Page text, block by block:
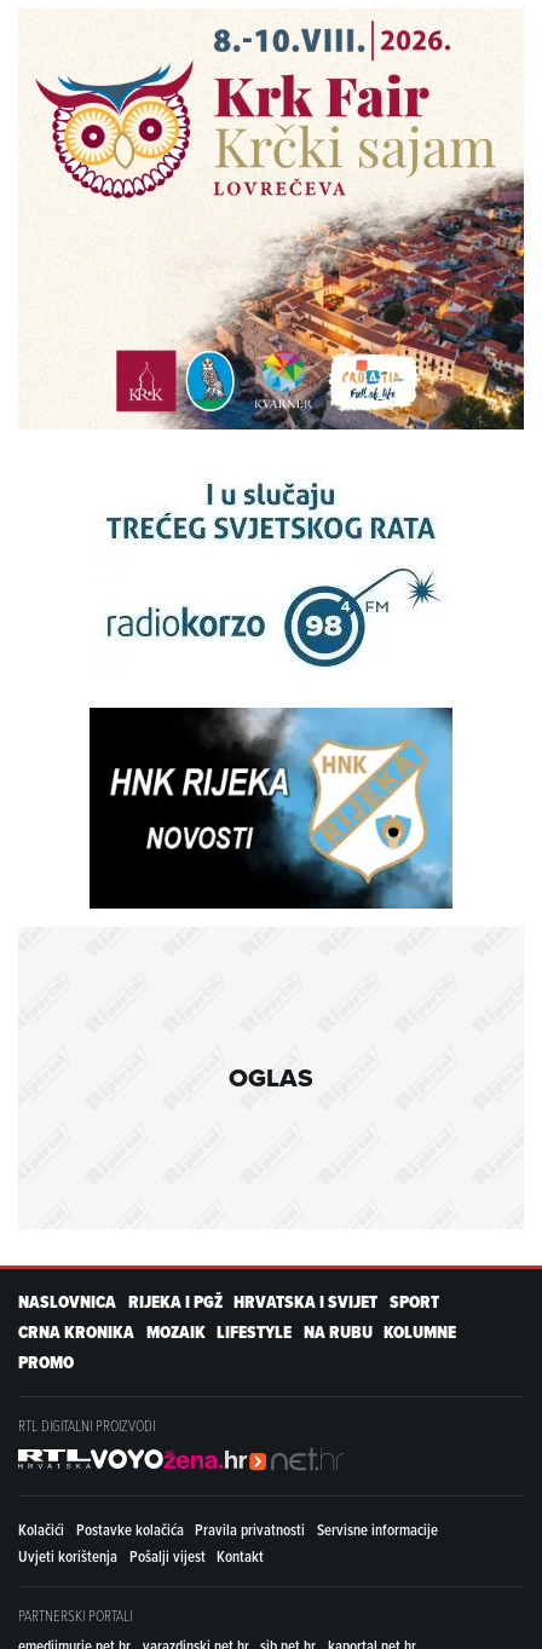
OGLAS
NASLOVNICA RIJEKA I PGŽ HRVATSKA I SVIJET SPORT
CRNA KRONIKA MOZAIK LIFESTYLE NA RUBU KOLUMNE
PROMO
RTL DIGITALNI PROIZVODI
Kolačići Postavke kolačića Pravila privatnosti
Servisne informacije
Uvjeti korištenja Pošalji vijest Kontakt
PARTNERSKI PORTALI